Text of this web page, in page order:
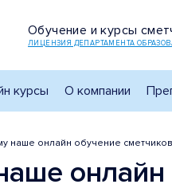
Обучение и курсы
ЛИЦЕНЗИЯ ДЕПАРТАМЕНТА
курсы О компании
наше онлайн обучение
онлайн